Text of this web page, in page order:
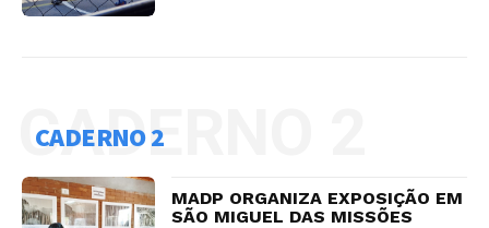
CADERNO 2
CADERNO 2
MADP ORGANIZA EXPOSIÇÃO EM
SÃO MIGUEL DAS MISSÕES